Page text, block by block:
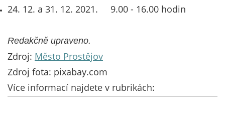
24. 12. a 31. 12. 2021. 9.00 - 16.00 hodin
Redakčně upraveno.
Zdroj: Město Prostějov
Zdroj fota: pixabay.com
Více informací najdete v rubrikách: